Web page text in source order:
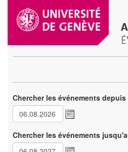
Chercher les événements depuis
Chercher les événements